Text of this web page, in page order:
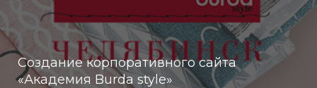
Создание корпоративного сайта
«Академия Burda style»